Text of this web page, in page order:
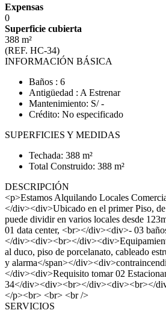
Expensas
0
Superficie cubierta
388 m²
(REF. HC-34)
INFORMACIÓN BÁSICA
Baños : 6
Antigüedad : A Estrenar
Mantenimiento: S/ -
Crédito: No especificado
SUPERFICIES Y MEDIDAS
Techada: 388 m²
Total Construido: 388 m²
DESCRIPCIÓN
<p>Estamos Alquilando Locales
</div><div>Ubicado en el primer Piso,
puede dividir en varios locales desde
01 data center, <br></div><div>- 03
</div><div><br></
al duco, piso de porcelanato, cableado
y alarma</span></
</div><div>Requisito tomar 02
34</div><div><br></div><div><br></
</p><br> <br> <br />
SERVICIOS